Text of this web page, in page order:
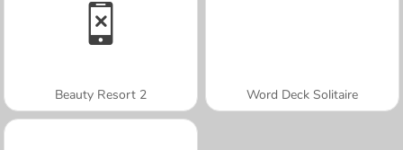
Beauty Resort 2 Word Deck Solitaire